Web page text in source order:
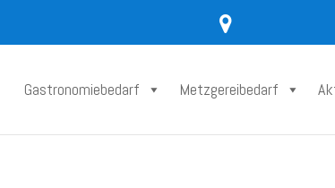
Gastronomiebedarf Metzgereibedarf